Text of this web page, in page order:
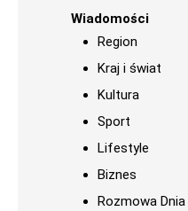
Wiadomości
Region
Kraj i świat
Kultura
Sport
Lifestyle
Biznes
Rozmowa Dnia